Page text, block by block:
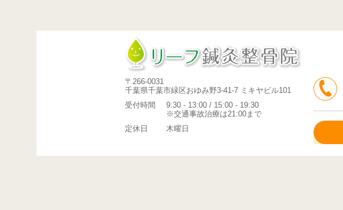
〒266-0031
千葉県千葉市緑区おゆみ野3-41-7 ミキヤビル101
受付時間
9:30 - 13:00 / 15:00 - 19:30
※交通事故治療は21:00まで
定休日
木曜日